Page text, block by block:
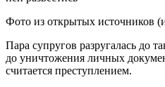
Фото из открытых источников
Пара супругов разругалась до
до уничтожения личных
считается преступлением.